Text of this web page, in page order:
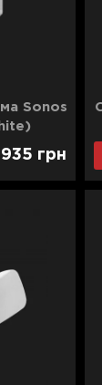
Sonos
935 грн